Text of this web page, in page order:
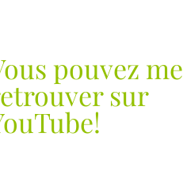
pouvez me
sur